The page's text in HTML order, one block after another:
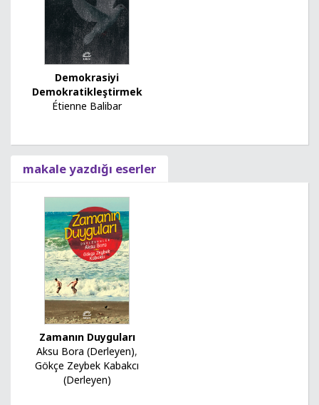
Demokrasiyi
Demokratikleştirmek
Étienne Balibar
makale yazdığı eserler
Zamanın Duyguları
Aksu Bora (Derleyen),
Gökçe Zeybek Kabakcı
(Derleyen)